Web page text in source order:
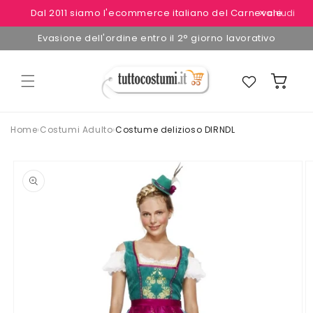
direttamente
ai contenuti
Dal 2011 siamo l'ecommerce italiano del Carnevale
✕ chiudi
Evasione dell'ordine entro il 2° giorno lavorativo
Preferiti Carrello
Home›Costumi Adulto›Costume delizioso DIRNDL